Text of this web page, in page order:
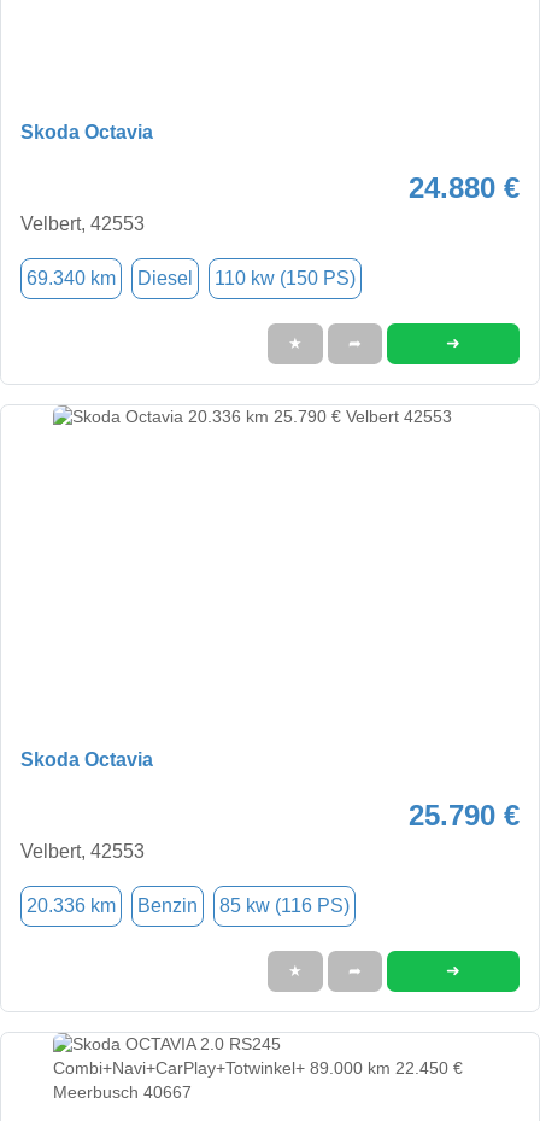
Skoda Octavia
24.880 €
Velbert, 42553
69.340 km Diesel 110 kw (150 PS)
★ ➦ ➜
Skoda Octavia
25.790 €
Velbert, 42553
20.336 km Benzin 85 kw (116 PS)
★ ➦ ➜